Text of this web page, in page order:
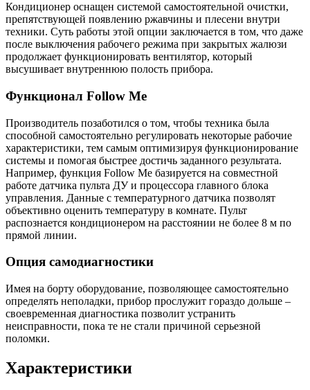
Кондиционер оснащен системой самостоятельной очистки,
препятствующей появлению ржавчины и плесени внутри
техники. Суть работы этой опции заключается в том, что даже
после выключения рабочего режима при закрытых жалюзи
продолжает функционировать вентилятор, который
высушивает внутреннюю полость прибора.
Функционал Follow Me
Производитель позаботился о том, чтобы техника была
способной самостоятельно регулировать некоторые рабочие
характеристики, тем самым оптимизируя функционирование
системы и помогая быстрее достичь заданного результата.
Например, функция Follow Me базируется на совместной
работе датчика пульта ДУ и процессора главного блока
управления. Данные с температурного датчика позволят
объективно оценить температуру в комнате. Пульт
распознается кондиционером на расстоянии не более 8 м по
прямой линии.
Опция самодиагностики
Имея на борту оборудование, позволяющее самостоятельно
определять неполадки, прибор прослужит гораздо дольше –
своевременная диагностика позволит устранить
неисправности, пока те не стали причиной серьезной
поломки.
Характеристики